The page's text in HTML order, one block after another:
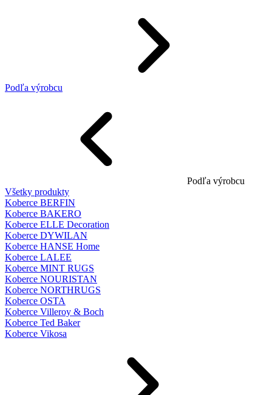
Podľa výrobcu
Podľa výrobcu
Všetky produkty
Koberce BERFIN
Koberce BAKERO
Koberce ELLE Decoration
Koberce DYWILAN
Koberce HANSE Home
Koberce LALEE
Koberce MINT RUGS
Koberce NOURISTAN
Koberce NORTHRUGS
Koberce OSTA
Koberce Villeroy & Boch
Koberce Ted Baker
Koberce Vikosa